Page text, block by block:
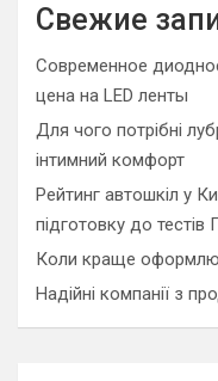
c
Свежие
Современное
цена на LED ленты
Для чого потрібні
інтимний комфорт
Рейтинг автошкіл у
підготовку до
Коли краще
Надійні компанії з